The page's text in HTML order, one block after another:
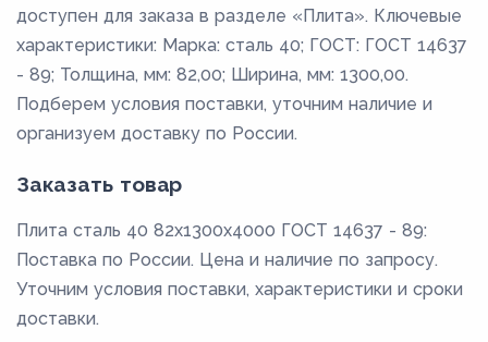
доступен для заказа в разделе «Плита». Ключевые
характеристики: Марка: сталь 40; ГОСТ: ГОСТ 14637
- 89; Толщина, мм: 82,00; Ширина, мм: 1300,00.
Подберем условия поставки, уточним наличие и
организуем доставку по России.
Заказать товар
Плита сталь 40 82x1300x4000 ГОСТ 14637 - 89:
Поставка по России. Цена и наличие по запросу.
Уточним условия поставки, характеристики и сроки
доставки.